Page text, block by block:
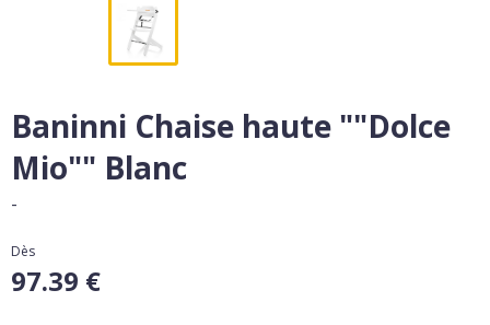
Baninni Chaise haute ""Dolce
Mio"" Blanc
-
Dès
97.39 €